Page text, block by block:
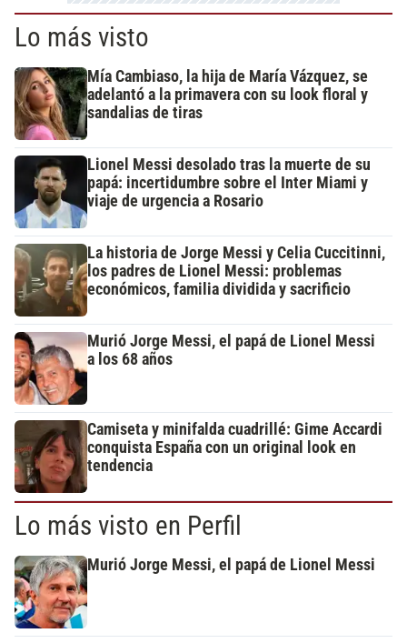
Lo más visto
Mía Cambiaso, la hija de María Vázquez, se
adelantó a la primavera con su look floral y
sandalias de tiras
Lionel Messi desolado tras la muerte de su
papá: incertidumbre sobre el Inter Miami y
viaje de urgencia a Rosario
La historia de Jorge Messi y Celia Cuccitinni,
los padres de Lionel Messi: problemas
económicos, familia dividida y sacrificio
Murió Jorge Messi, el papá de Lionel Messi
a los 68 años
Camiseta y minifalda cuadrillé: Gime Accardi
conquista España con un original look en
tendencia
Lo más visto en Perfil
Murió Jorge Messi, el papá de Lionel Messi